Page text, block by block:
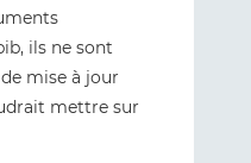
ils ne sont
mise à jour
mettre sur